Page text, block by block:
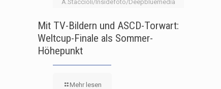
A.Staccioli/Insidefoto/Deepbluemedia
Mit TV-Bildern und ASCD-Torwart:
Weltcup-Finale als Sommer-
Höhepunkt
Mehr lesen